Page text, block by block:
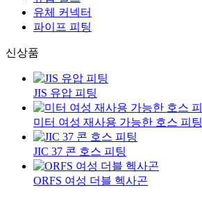
유체 커넥터
파이프 피팅
신상품
JIS 유압 피팅
미터 여성 재사용 가능한 호스 피팅
JIC 37 콘 호스 피팅
ORFS 여성 더블 헥사곤